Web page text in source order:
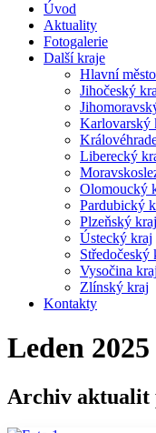
Úvod
Aktuality
Fotogalerie
Další kraje
Hlavní
Jihočeský
Karlovarský
Liberecký
Olomoucký
Pardubický
Plzeňský kraj
Ústecký kraj
Středočeský
Vysočina kraj
Zlínský kraj
Kontakty
Leden 2025
Archiv aktualit